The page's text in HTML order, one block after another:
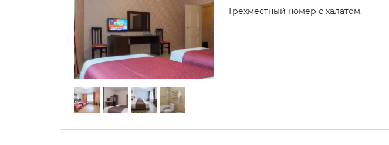
Трехместный номер с халатом.